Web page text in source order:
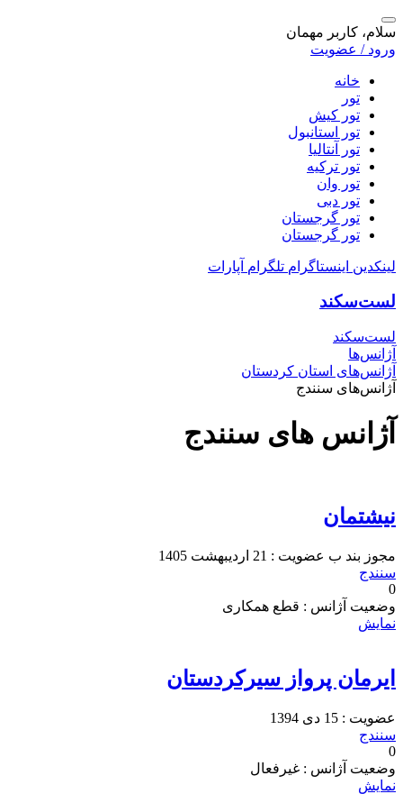
سلام، کاربر مهمان
ورود / عضویت
خانه
تور
تور کیش
تور استانبول
تور آنتالیا
تور ترکیه
تور وان
تور دبی
تور گرجستان
تور گرجستان
لینکدین اینستاگرام تلگرام آپارات
لست‌سکند
لست‌سکند
آژانس‌ها
آژانس‌های استان کردستان
آژانس‌های سنندج
آژانس های سنندج
نیشتمان
مجوز بند ب عضویت : 21 اردیبهشت 1405
سنندج
0
وضعیت آژانس : قطع همکاری
نمایش
ایرمان پرواز سیرکردستان
عضویت : 15 دی 1394
سنندج
0
وضعیت آژانس : غیرفعال
نمایش